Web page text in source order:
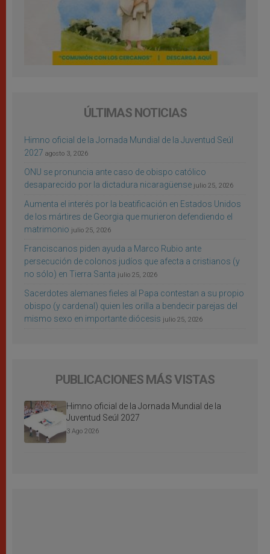
ÚLTIMAS NOTICIAS
Himno oficial de la Jornada Mundial de la Juventud Seúl
2027 agosto 3, 2026
ONU se pronuncia ante caso de obispo católico
desaparecido por la dictadura nicaragüense julio 25, 2026
Aumenta el interés por la beatificación en Estados Unidos
de los mártires de Georgia que murieron defendiendo el
matrimonio julio 25, 2026
Franciscanos piden ayuda a Marco Rubio ante
persecución de colonos judíos que afecta a cristianos (y
no sólo) en Tierra Santa julio 25, 2026
Sacerdotes alemanes fieles al Papa contestan a su propio
obispo (y cardenal) quien les orilla a bendecir parejas del
mismo sexo en importante diócesis julio 25, 2026
PUBLICACIONES MÁS VISTAS
Himno oficial de la Jornada Mundial de la
Juventud Seúl 2027
3 Ago 2026